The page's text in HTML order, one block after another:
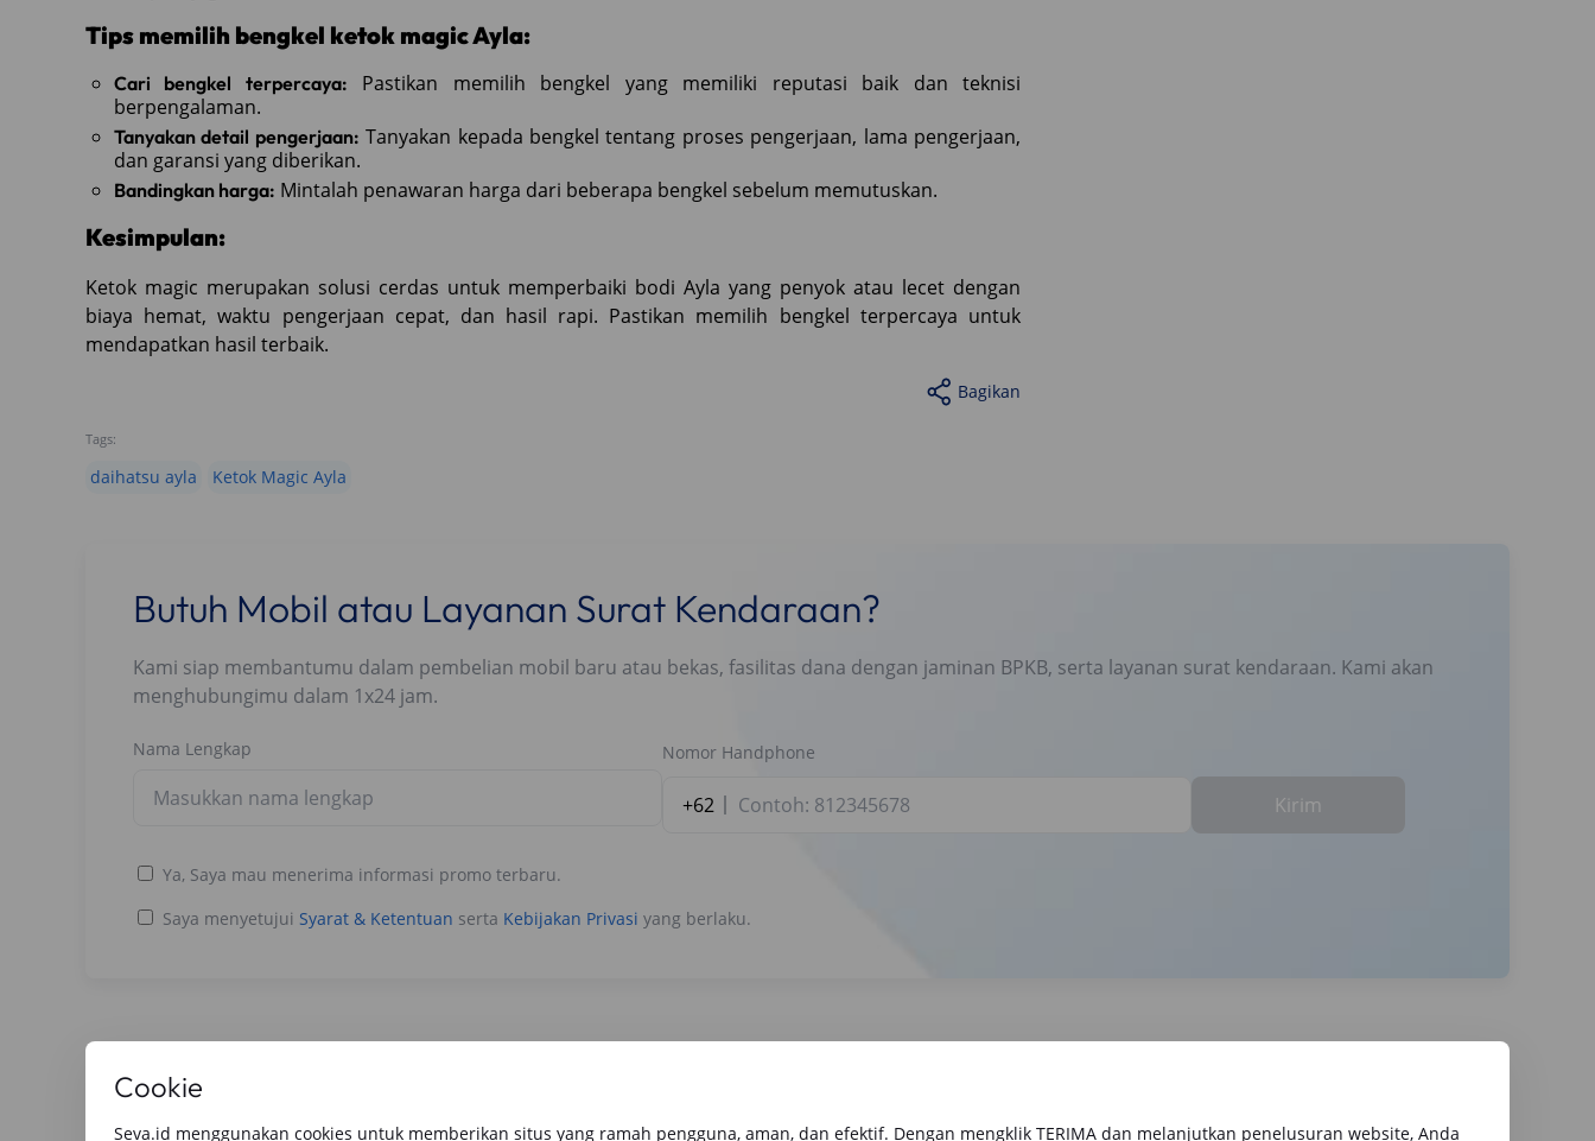
Cookie
Seva.id menggunakan cookies untuk memberikan situs yang ramah pengguna, aman, dan efektif. Dengan mengklik TERIMA dan melanjutkan penelusuran website, Anda
Tips memilih bengkel ketok magic Ayla:
Cari bengkel terpercaya: Pastikan memilih bengkel yang memiliki reputasi baik dan teknisi
berpengalaman.
Tanyakan detail pengerjaan: Tanyakan kepada bengkel tentang proses pengerjaan, lama pengerjaan,
dan garansi yang diberikan.
Bandingkan harga: Mintalah penawaran harga dari beberapa bengkel sebelum memutuskan.
Kesimpulan:
Ketok magic merupakan solusi cerdas untuk memperbaiki bodi Ayla yang penyok atau lecet dengan
biaya hemat, waktu pengerjaan cepat, dan hasil rapi. Pastikan memilih bengkel terpercaya untuk
mendapatkan hasil terbaik.
Bagikan
Tags:
daihatsu ayla Ketok Magic Ayla
Butuh Mobil atau Layanan Surat Kendaraan?
Kami siap membantumu dalam pembelian mobil baru atau bekas, fasilitas dana dengan jaminan BPKB, serta layanan surat kendaraan. Kami akan
menghubungimu dalam 1x24 jam.
Nama Lengkap Nomor Handphone
+62 Kirim
Ya, Saya mau menerima informasi promo terbaru.
Saya menyetujui Syarat & Ketentuan serta Kebijakan Privasi yang berlaku.